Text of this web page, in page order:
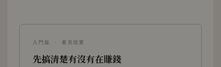
入門版 · 看見現實
先搞清楚有沒有在賺錢